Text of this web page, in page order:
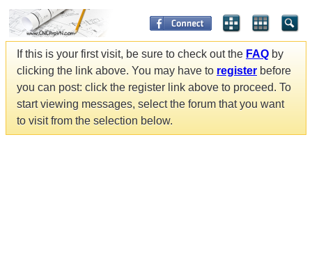
If this is your first visit, be sure to check out the FAQ by
clicking the link above. You may have to register before
you can post: click the register link above to proceed. To
start viewing messages, select the forum that you want
to visit from the selection below.